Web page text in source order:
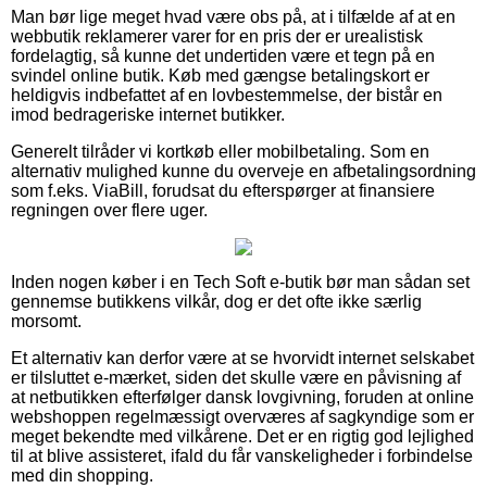
Man bør lige meget hvad være obs på, at i tilfælde af at en
webbutik reklamerer varer for en pris der er urealistisk
fordelagtig, så kunne det undertiden være et tegn på en
svindel online butik. Køb med gængse betalingskort er
heldigvis indbefattet af en lovbestemmelse, der bistår en
imod bedrageriske internet butikker.
Generelt tilråder vi kortkøb eller mobilbetaling. Som en
alternativ mulighed kunne du overveje en afbetalingsordning
som f.eks. ViaBill, forudsat du efterspørger at finansiere
regningen over flere uger.
Inden nogen køber i en Tech Soft e-butik bør man sådan set
gennemse butikkens vilkår, dog er det ofte ikke særlig
morsomt.
Et alternativ kan derfor være at se hvorvidt internet selskabet
er tilsluttet e-mærket, siden det skulle være en påvisning af
at netbutikken efterfølger dansk lovgivning, foruden at online
webshoppen regelmæssigt overværes af sagkyndige som er
meget bekendte med vilkårene. Det er en rigtig god lejlighed
til at blive assisteret, ifald du får vanskeligheder i forbindelse
med din shopping.